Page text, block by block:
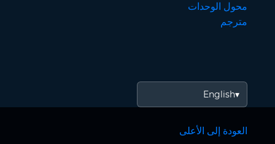
محول الوحدات
مترجم
English
العودة إلى الأعلى